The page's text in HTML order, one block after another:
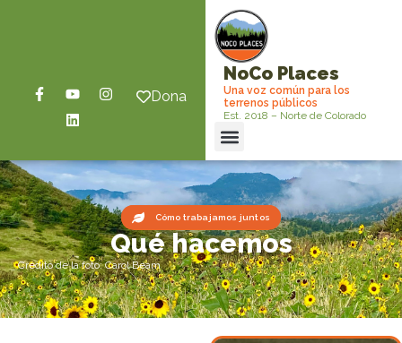
Dona
NoCo Places
Una voz común para los
terrenos públicos
Est. 2018 – Norte de Colorado
Cómo trabajamos juntos
Qué hacemos
Crédito de la foto: Carol Beam